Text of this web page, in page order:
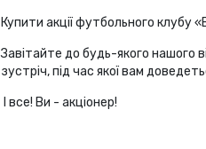
Купити акції футбольного клубу
Завітайте до будь-якого нашого
зустріч, під час якої вам
І все! Ви - акціонер!